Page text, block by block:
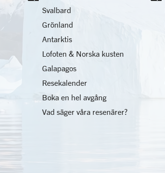
Svalbard
Grönland
Antarktis
Lofoten & Norska kusten
Galapagos
Resekalender
Boka en hel avgång
Vad säger våra resenärer?